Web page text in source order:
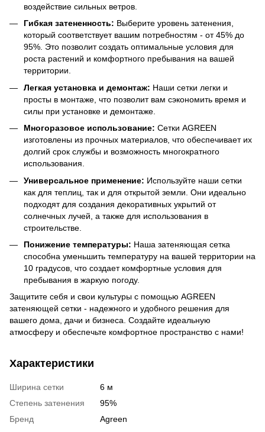
воздействие сильных ветров.
Гибкая затененность: Выберите уровень затенения,
который соответствует вашим потребностям - от 45% до
95%. Это позволит создать оптимальные условия для
роста растений и комфортного пребывания на вашей
территории.
Легкая установка и демонтаж: Наши сетки легки и
просты в монтаже, что позволит вам сэкономить время и
силы при установке и демонтаже.
Многоразовое использование: Сетки AGREEN
изготовлены из прочных материалов, что обеспечивает их
долгий срок службы и возможность многократного
использования.
Универсальное применение: Используйте наши сетки
как для теплиц, так и для открытой земли. Они идеально
подходят для создания декоративных укрытий от
солнечных лучей, а также для использования в
строительстве.
Понижение температуры: Наша затеняющая сетка
способна уменьшить температуру на вашей территории на
10 градусов, что создает комфортные условия для
пребывания в жаркую погоду.
Защитите себя и свои культуры с помощью AGREEN
затеняющей сетки - надежного и удобного решения для
вашего дома, дачи и бизнеса. Создайте идеальную
атмосферу и обеспечьте комфортное пространство с нами!
Характеристики
Ширина сетки
6 м
Степень затенения
95%
Бренд
Agreen